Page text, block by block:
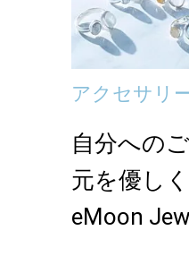
アクセサリ
自分への
元を優し
eMoon